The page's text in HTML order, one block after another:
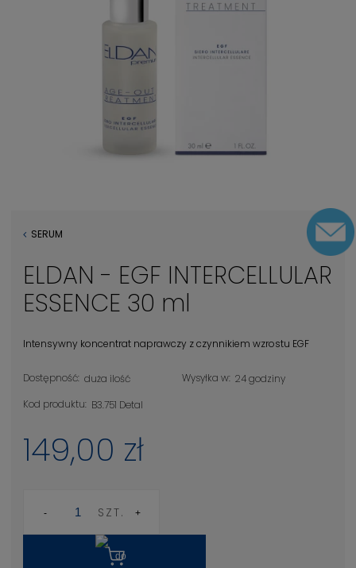
SERUM
ELDAN - EGF INTERCELLULAR
ESSENCE 30 ml
Intensywny koncentrat naprawczy z czynnikiem wzrostu EGF
Dostępność: duża ilość Wysyłka w: 24 godziny
Kod produktu: B3.751 Detal
149,00 zł
SZT.